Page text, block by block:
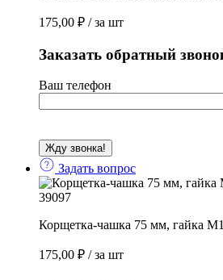
175,00 ₽ / за шт
Заказать обратный
Ваш телефон
Задать вопрос
Корщетка-чашка 75 мм, гайка
175,00 ₽ / за шт